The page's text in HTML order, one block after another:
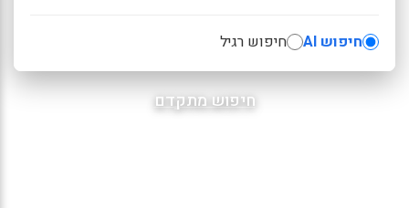
חיפוש AI חיפוש רגיל
חיפוש מתקדם